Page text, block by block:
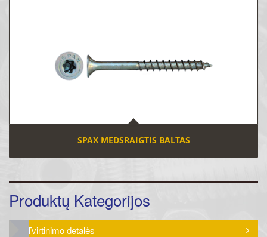
SPAX MEDSRAIGTIS BALTAS
Produktų Kategorijos
Tvirtinimo detalės